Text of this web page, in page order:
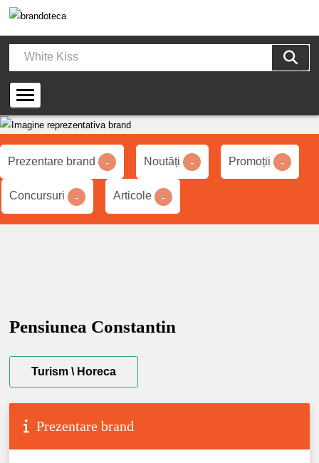
Prezentare brand - Noutăți - Promoții -
Concursuri - Articole -
Pensiunea Constantin
Turism \ Horeca
Prezentare brand